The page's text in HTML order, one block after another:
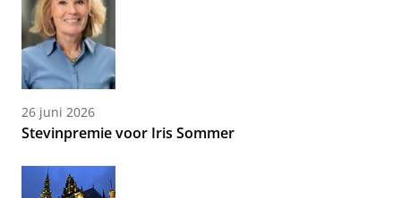
26 juni 2026
Stevinpremie voor Iris Sommer